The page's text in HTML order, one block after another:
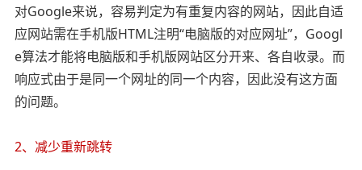
对Google来说，容易判定为有重复内容的网站，因此自适
应网站需在手机版HTML注明“电脑版的对应网址”，Googl
e算法才能将电脑版和手机版网站区分开来、各自收录。而
响应式由于是同一个网址的同一个内容，因此没有这方面
的问题。
2、减少重新跳转